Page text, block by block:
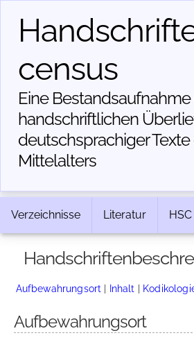
census
Eine Bestandsaufnahme
handschriftlichen
deutschsprachiger
Mittelalters
Verzeichnisse Literatur HSC
Aufbewahrungsort | Inhalt |
Aufbewahrungsort